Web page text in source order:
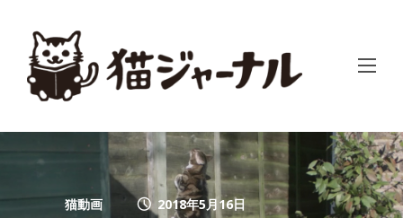
猫動画 2018年5月16日